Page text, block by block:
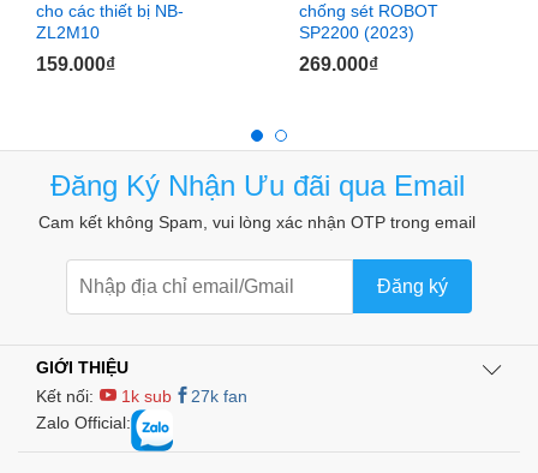
– Dễ dàng sử dụng, chỉ cần cắm phích cắm thiết bị vào ổ
cắm HJ2155 sau đó cấp điện cho ổ cắm HJ2155 là bạn đã
cho các thiết bị NB-
ZL2M10
159.000₫
chống sét ROBOT
SP2200 (2023)
269.000₫
Đăng Ký Nhận Ưu đãi qua Email
Cam kết không Spam, vui lòng xác nhận OTP trong email
Đăng ký
GIỚI THIỆU
Kết nối:
1k sub
27k fan
Zalo Official: